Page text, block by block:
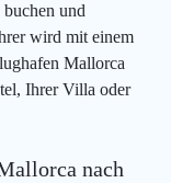
und
wird mit einem
Mallorca
Ihrer Villa oder
nach